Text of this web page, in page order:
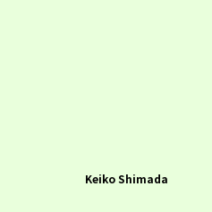
Keiko Shimada